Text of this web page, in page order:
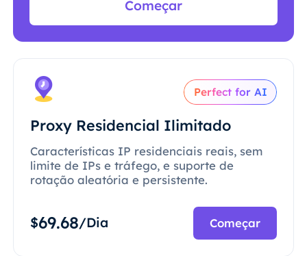
Começar
Perfect for AI
Proxy Residencial Ilimitado
Características IP residenciais reais, sem
limite de IPs e tráfego, e suporte de
rotação aleatória e persistente.
$69.68/Dia Começar